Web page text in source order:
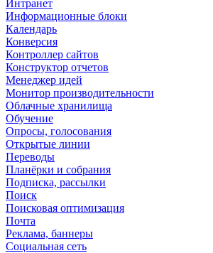
Интранет
Информационные блоки
Календарь
Конверсия
Контроллер сайтов
Конструктор отчетов
Менеджер идей
Монитор производительности
Облачные хранилища
Обучение
Опросы, голосования
Открытые линии
Переводы
Планёрки и собрания
Подписка, рассылки
Поиск
Поисковая оптимизация
Почта
Реклама, баннеры
Социальная сеть